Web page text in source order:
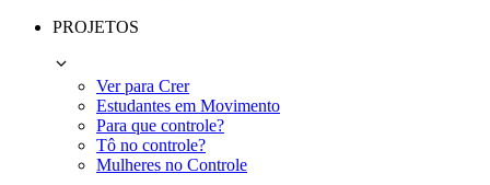
PROJETOS
Ver para Crer
Estudantes em Movimento
Para que controle?
Tô no controle?
Mulheres no Controle